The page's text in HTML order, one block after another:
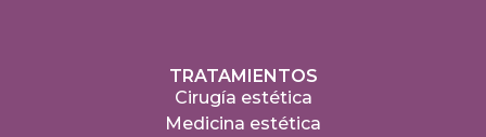
TRATAMIENTOS
Cirugía estética
Medicina estética